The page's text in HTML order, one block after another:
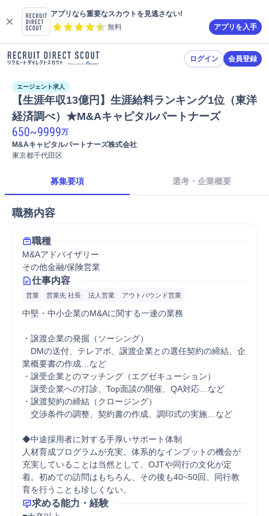
アプリなら重要なスカウトを見逃さない!
無料
アプリを入手
ログイン 会員登録
エージェント求人
【生涯年収13億円】生涯給料ランキング1位（東洋
経済調べ）★M&Aキャピタルパートナーズ
650~9999万
M&Aキャピタルパートナーズ株式会社
東京都千代田区
募集要項 選考・企業概要
職務内容
職種
M&Aアドバイザリー
その他金融/保険営業
仕事内容
営業 営業先 社長 法人営業 アウトバウンド営業
中堅・中小企業のM&Aに関する一連の業務
・譲渡企業の発掘（ソーシング）
DMの送付、テレアポ、譲渡企業との選任契約の締結、企
業概要書の作成…など
・譲受企業とのマッチング（エグゼキューション）
譲受企業への打診、Top面談の開催、QA対応…など
・譲渡契約の締結（クロージング）
交渉条件の調整、契約書の作成、調印式の実施…など
◆中途採用者に対する手厚いサポート体制
人材育成プログラムが充実。体系的なインプットの機会が
充実していることは当然として、OJTや同行の文化が定
着。初めての訪問はもちろん、その後も40~50回、同行教
育を行うことも珍しくない。
求める能力・経験